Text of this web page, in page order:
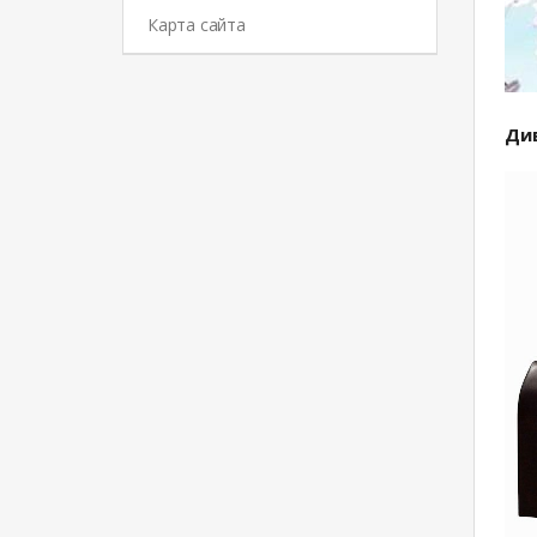
Карта сайта